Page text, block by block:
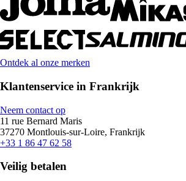
Ontdek al onze merken
Klantenservice in Frankrijk
Neem contact op
11 rue Bernard Maris
37270 Montlouis-sur-Loire, Frankrijk
+33 1 86 47 62 58
Veilig betalen